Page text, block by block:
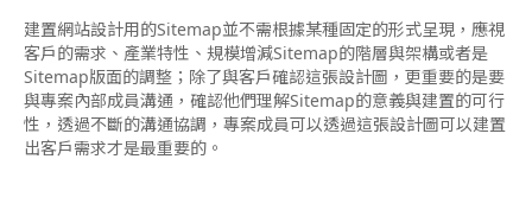
建置網站設計用的Sitemap並不需根據某種固定的形式呈現，應視
客戶的需求、產業特性、規模增減Sitemap的階層與架構或者是
Sitemap版面的調整；除了與客戶確認這張設計圖，更重要的是要
與專案內部成員溝通，確認他們理解Sitemap的意義與建置的可行
性，透過不斷的溝通協調，專案成員可以透過這張設計圖可以建置
出客戶需求才是最重要的。